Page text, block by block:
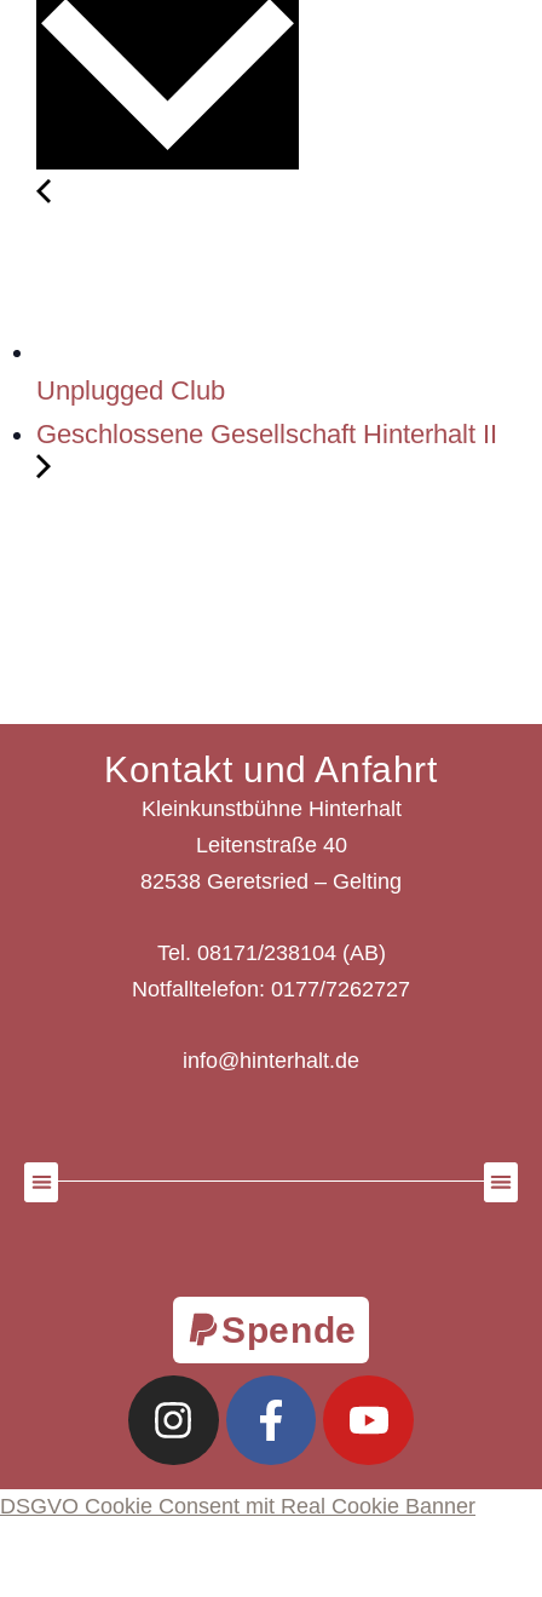
Unplugged Club
Geschlossene Gesellschaft Hinterhalt II
Kontakt und Anfahrt
Kleinkunstbühne Hinterhalt
Leitenstraße 40
82538 Geretsried – Gelting
Tel. 08171/238104 (AB)
Notfalltelefon: 0177/7262727
info@hinterhalt.de
Spende
DSGVO Cookie Consent mit Real Cookie Banner